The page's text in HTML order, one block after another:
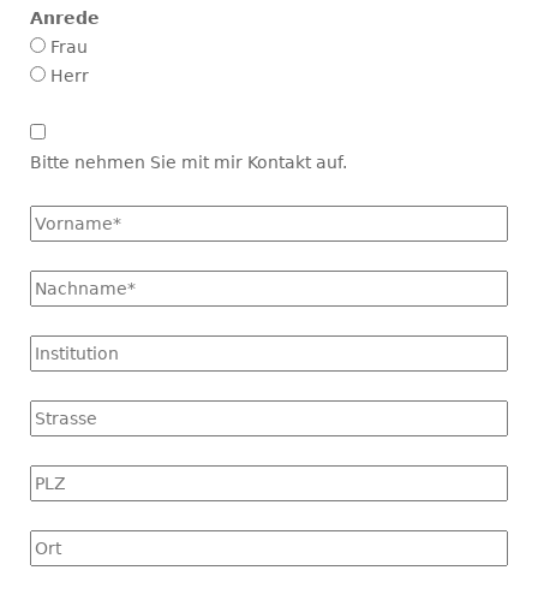
*
Anrede
Frau
Herr
Kontakt
aufnehmen
Bitte nehmen Sie mit mir Kontakt auf.
Vorname
Name
Institution
Strasse
PLZ
Ort